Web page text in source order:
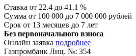
Ставка от 22.4 до 41.1 %
Сумма от 100 000 до 7 000 000 рублей
Срок от 13 месяцев до 7 лет
Без первоначального взноса
Онлайн заявка подробнее
Газпромбанк Лиц. №: 354